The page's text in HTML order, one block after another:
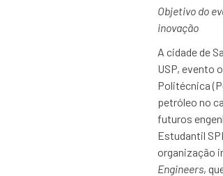
Objetivo do
inovação
A cidade de
USP, evento
Politécnica
petróleo no
futuros
Estudantil
organização
Engineers,